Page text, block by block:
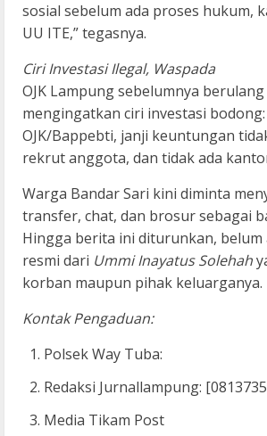
sosial sebelum ada proses hukum,
UU ITE,” tegasnya.
Ciri Investasi Ilegal, Waspada
OJK Lampung sebelumnya
mengingatkan ciri investasi
OJK/Bappebti, janji keuntungan
rekrut anggota, dan tidak ada
Warga Bandar Sari kini diminta
transfer, chat, dan brosur sebagai
Hingga berita ini diturunkan, belum
resmi dari Ummi Inayatus Solehah
korban maupun pihak keluarganya.
Kontak Pengaduan:
Polsek Way Tuba:
Redaksi Jurnallampung:
Media Tikam Post